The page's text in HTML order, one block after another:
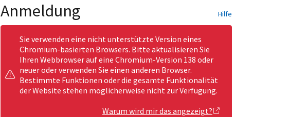
Anmeldung Hilfe
Sie verwenden eine nicht unterstützte Version eines
Chromium-basierten Browsers. Bitte aktualisieren Sie
Ihren Webbrowser auf eine Chromium-Version 138 oder
neuer oder verwenden Sie einen anderen Browser.
Bestimmte Funktionen oder die gesamte Funktionalität
der Website stehen möglicherweise nicht zur Verfügung.
Warum wird mir das angezeigt?